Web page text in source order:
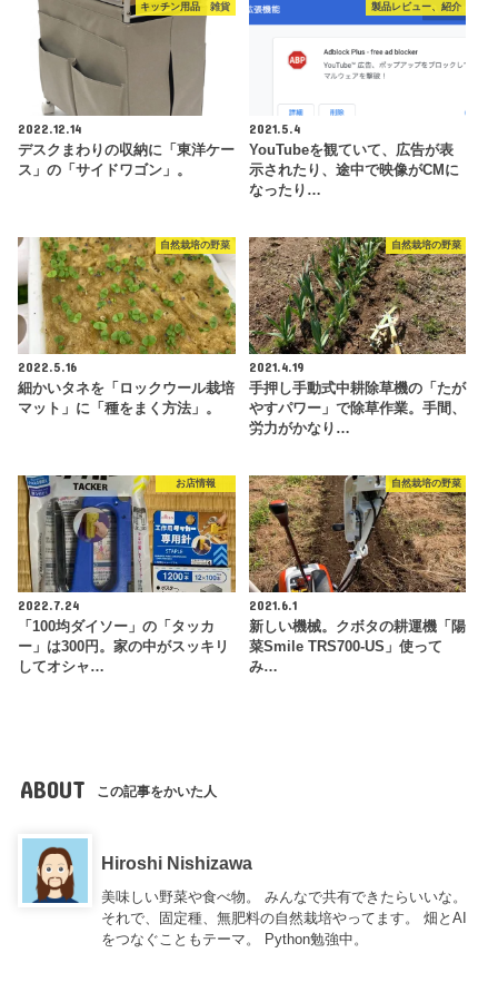
キッチン用品 雑貨
2022.12.14
デスクまわりの収納に「東洋ケー
ス」の「サイドワゴン」。
製品レビュー、紹介
2021.5.4
YouTubeを観ていて、広告が表
示されたり、途中で映像がCMに
なったり…
自然栽培の野菜
2022.5.16
細かいタネを「ロックウール栽培
マット」に「種をまく方法」。
自然栽培の野菜
2021.4.19
手押し手動式中耕除草機の「たが
やすパワー」で除草作業。手間、
労力がかなり…
お店情報
2022.7.24
「100均ダイソー」の「タッカ
ー」は300円。家の中がスッキリ
してオシャ…
自然栽培の野菜
2021.6.1
新しい機械。クボタの耕運機「陽
菜Smile TRS700-US」使って
み…
ABOUT この記事をかいた人
Hiroshi Nishizawa
美味しい野菜や食べ物。 みんなで共有できたらいいな。
それで、固定種、無肥料の自然栽培やってます。 畑とAI
をつなぐこともテーマ。 Python勉強中。